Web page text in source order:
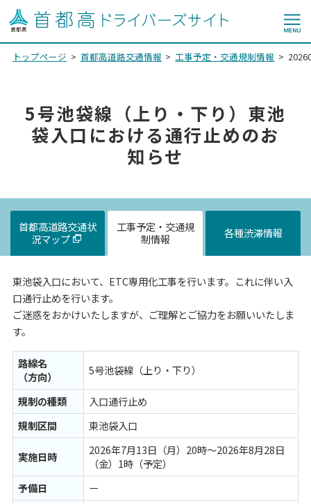
トップページ 首都高道路交通情報 工事予定・交通規制情報
5号池袋線（上り・下り）東池
袋入口における通行止めのお
知らせ
首都高道路交通状
況マップ
工事予定・交通規
制情報
各種渋滞情報
東池袋入口において、ETC専用化工事を行います。これに伴い入
口通行止めを行います。
ご迷惑をおかけいたしますが、ご理解とご協力をお願いいたしま
す。
路線名
（方向）
5号池袋線（上り・下り）
規制の種類
入口通行止め
規制区間
東池袋入口
実施日時
2026年7月13日（月）20時～2026年8月28日
（金）1時（予定）
予備日
ー